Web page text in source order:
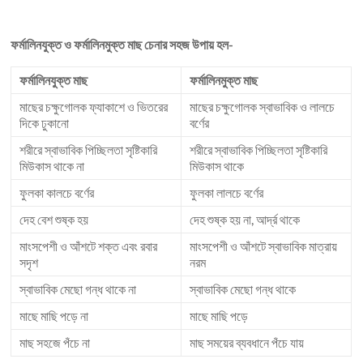
ফর্মালিনযুক্ত ও ফর্মালিনমুক্ত মাছ চেনার সহজ উপায় হল-
ফর্মালিনযুক্ত মাছ
ফর্মালিনমুক্ত মাছ
মাছের চক্ষুগোলক ফ্যাকাশে ও ভিতরের
দিকে ঢুকানো
মাছের চক্ষুগোলক স্বাভাবিক ও লালচে
বর্ণের
শরীরে স্বাভাবিক পিচ্ছিলতা সৃষ্টিকারি
মিউকাস থাকে না
শরীরে স্বাভাবিক পিচ্ছিলতা সৃষ্টিকারি
মিউকাস থাকে
ফুলকা কালচে বর্ণের
ফুলকা লালচে বর্ণের
দেহ বেশ শুষ্ক হয়
দেহ শুষ্ক হয় না, আর্দ্র থাকে
মাংসপেশী ও আঁশটে শক্ত এবং রবার
সদৃশ
মাংসপেশী ও আঁশটে স্বাভাবিক মাত্রায়
নরম
স্বাভাবিক মেছো গন্ধ থাকে না
স্বাভাবিক মেছো গন্ধ থাকে
মাছে মাছি পড়ে না
মাছে মাছি পড়ে
মাছ সহজে পঁচে না
মাছ সময়ের ব্যবধানে পঁচে যায়